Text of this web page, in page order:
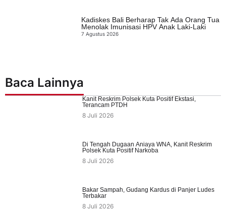
Kadiskes Bali Berharap Tak Ada Orang Tua
Menolak Imunisasi HPV Anak Laki-Laki
7 Agustus 2026
Baca Lainnya
Kanit Reskrim Polsek Kuta Positif Ekstasi,
Terancam PTDH
8 Juli 2026
Di Tengah Dugaan Aniaya WNA, Kanit Reskrim
Polsek Kuta Positif Narkoba
8 Juli 2026
Bakar Sampah, Gudang Kardus di Panjer Ludes
Terbakar
8 Juli 2026